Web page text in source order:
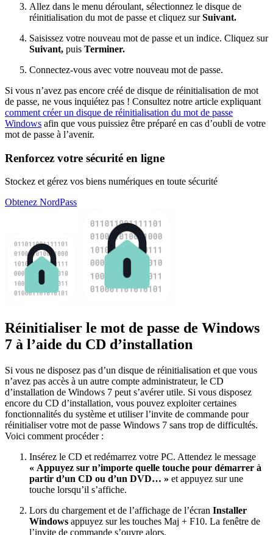
Allez dans le menu déroulant, sélectionnez le disque de
réinitialisation du mot de passe et cliquez surSuivant.
Saisissez votre nouveau mot de passe et un indice. Cliquez sur
Suivant, puis Terminer.
Connectez-vous avec votre nouveau mot de passe.
Si vous n’avez pas encore créé de disque de réinitialisation de mot
de passe, ne vous inquiétez pas ! Consultez notre article expliquant
comment créer un disque de réinitialisation du mot de passe
Windows afin que vous puissiez être préparé en cas d’oubli de votre
mot de passe à l’avenir.
Renforcez votre sécurité en ligne
Stockez et gérez vos biens numériques en toute sécurité
Obtenez NordPass
Réinitialiser le mot de passe de Windows
7 à l’aide du CD d’installation
Si vous ne disposez pas d’un disque de réinitialisation et que vous
n’avez pas accès à un autre compte administrateur, le CD
d’installation de Windows 7 peut s’avérer utile. Si vous disposez
encore du CD d’installation, vous pouvez exploiter certaines
fonctionnalités du système et utiliser l’invite de commande pour
réinitialiser votre mot de passe Windows 7 sans trop de difficultés.
Voici comment procéder :
Insérez le CD et redémarrez votre PC. Attendez le message
« Appuyez sur n’importe quelle touche pour démarrer à
partir d’un CD ou d’un DVD… » et appuyez sur une
touche lorsqu’il s’affiche.
Lors du chargement et de l’affichage de l’écran Installer
Windows appuyez sur les touches Maj + F10. La fenêtre de
l’invite de commande s’ouvre alors.